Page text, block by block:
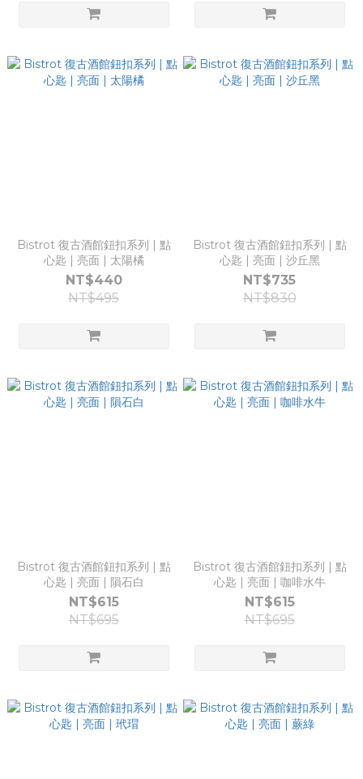
Bistrot 復古酒館鈕扣系列 | 點
心匙 | 亮面 | 太陽橘
NT$440
NT$495
Bistrot 復古酒館鈕扣系列 | 點
心匙 | 亮面 | 沙丘黑
NT$735
NT$830
Bistrot 復古酒館鈕扣系列 | 點
心匙 | 亮面 | 隕石白
NT$615
NT$695
Bistrot 復古酒館鈕扣系列 | 點
心匙 | 亮面 | 咖啡水牛
NT$615
NT$695